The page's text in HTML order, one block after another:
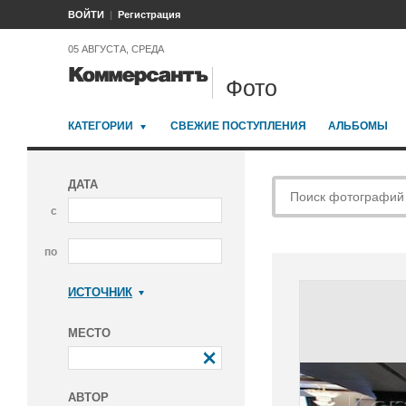
ВОЙТИ Регистрация
05 АВГУСТА, СРЕДА
Фото
КАТЕГОРИИ СВЕЖИЕ ПОСТУПЛЕНИЯ АЛЬБОМЫ
ДАТА
с
по
ИСТОЧНИК
МЕСТО
АВТОР